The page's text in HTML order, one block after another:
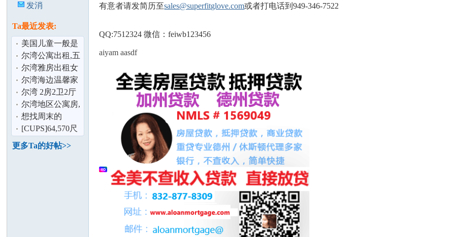
发消
Ta最近发表:
美国儿童一般是
几岁上幼儿园
尔湾公寓出租,五
月中起,大华旁
尔湾雅房出租女
生或温婉准妈妈
尔湾海边温馨家
庭客栈欢迎您
尔湾 2房2卫2厅
联体别墅出租 家
具丶家居,
尔湾地区公寓房,
整租/分租
想找周末的
parttime
[CUPS]64,570尺
仓库出租,位于
Anaheim
更多Ta的好帖>>
有意者请发简历至sales@superfitglove.com或者打电话到949-346-7522
QQ:7512324 微信：feiwb123456
aiyam aasdf